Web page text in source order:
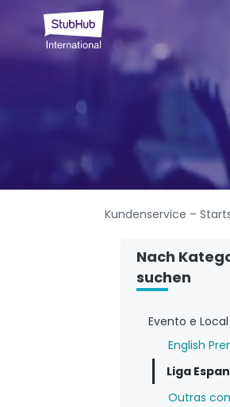
Kundenservice –
Nach
suchen
Evento e
English
Liga
Outras